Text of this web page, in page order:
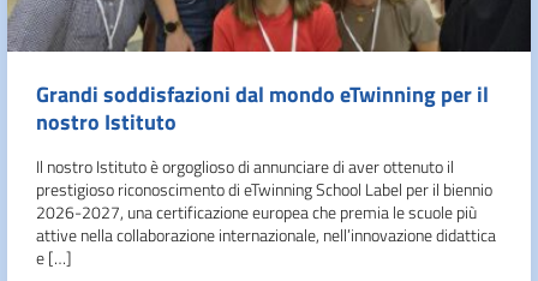
Grandi soddisfazioni dal mondo eTwinning per il
nostro Istituto
Il nostro Istituto è orgoglioso di annunciare di aver ottenuto il
prestigioso riconoscimento di eTwinning School Label per il biennio
2026-2027, una certificazione europea che premia le scuole più
attive nella collaborazione internazionale, nell’innovazione didattica
e […]